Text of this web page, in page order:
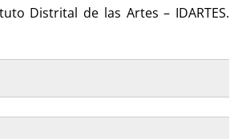
Distrital de las Artes – IDARTES.